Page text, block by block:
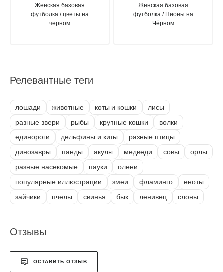
Женская базовая
футболка / цветы на
черном
Женская базовая
футболка / Пионы на
Чёрном
Релевантные теги
лошади животные коты и кошки
лисы
разные звери
рыбы крупные кошки
волки
единороги
дельфины и киты
разные птицы
динозавры
панды акулы медведи совы
орлы
разные насекомые
пауки
олени
популярные иллюстрации
змеи фламинго
еноты
зайчики
пчелы свинья бык ленивец слоны
Отзывы
ОСТАВИТЬ ОТЗЫВ